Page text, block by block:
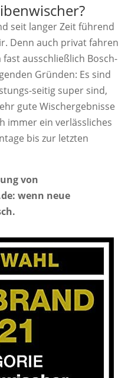
seit langer Zeit führend
Denn auch privat fahren
ausschließlich Bosch-
Gründen: Es sind
seitig super sind,
gute Wischergebnisse
immer ein verlässliches
bis zur letzten
von
wenn neue